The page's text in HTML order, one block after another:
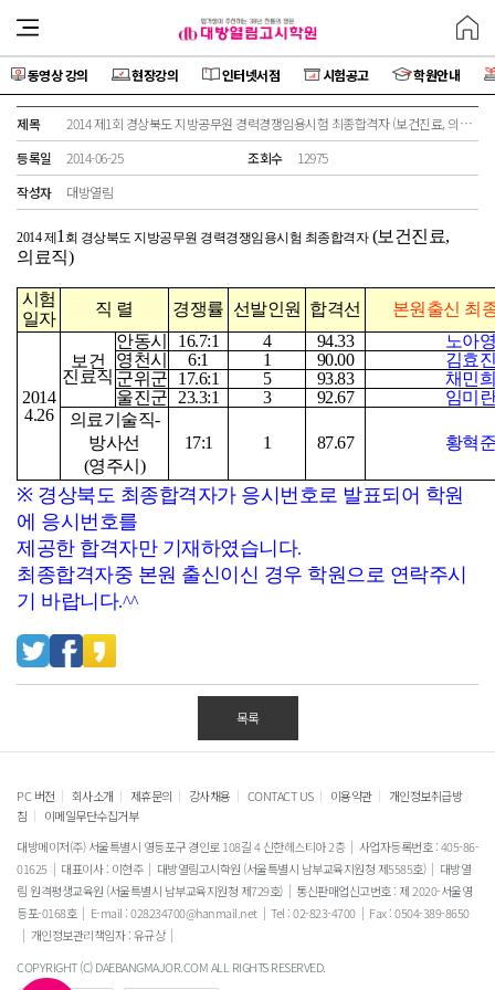
동영상 강의 현장강의 인터넷서점 시험공고 학원안내
제목
2014 제1회 경상북도 지방공무원 경력경쟁임용시험 최종합격자 (보건진료, 의료직)
등록일
2014-06-25 조회수
12975
작성자
대방열림
2014제 1 회 경상북도 지방공무원 경력경쟁임용시험 최종합격자(보건진료,
의료직)
시험
일자
직 렬 경쟁률 선발인원 합격선 본원출신 최
2014
4.26
보건
진료직
안동시 16.7:1 4 94.33
노아
영천시
6:1 1 90.00
김효
군위군
17.6:1 5 93.83
채민
울진군
23.3:1 3 92.67
임미
의료기술직-
방사선
(영주시 )
17:1 1 87.67 황혁
※ 경상북도 최종합격자가 응시번호로 발표되어 학원
에 응시번호를
제공한 합격자만 기재하였습니다.
최종합격자중 본원 출신이신 경우 학원으로 연락주시
기 바랍니다.^^
목록
PC 버전 | 회사소개 | 제휴문의 | 강사채용 | CONTACT US | 이용약관 | 개인정보취급방
침 | 이메일무단수집거부
대방메이저(주) 서울특별시 영등포구 경인로 108길 4 신한헤스티아 2층
사업자등록번호 : 405-86-
01625
대표이사 : 이현주 대방열림고시학원 (서울특별시 남부교육지원청 제5585호)
대방열
림 원격평생교육원 (서울특별시 남부교육지원청 제729호)
통신판매업신고번호 : 제 2020-서울영
등포-0168호
E-mail : 028234700@hanmail.net Tel : 02-823-4700
Fax : 0504-389-8650
개인정보관리책임자 : 유규상
COPYRIGHT (C) DAEBANGMAJOR.COM ALL RIGHTS RESERVED.